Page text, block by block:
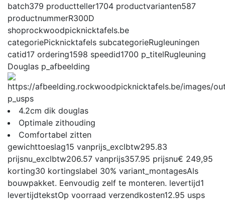
batch379 productteller1704 productvarianten587
productnummerR300D
shoprockwoodpicknicktafels.be
categoriePicknicktafels subcategorieRugleuningen
catid17 ordering1598 speedid1700 p_titelRugleuning
Douglas p_afbeelding
p_usps
4.2cm dik douglas
Optimale zithouding
Comfortabel zitten
gewichttoeslag15 vanprijs_exclbtw295.83
prijsnu_exclbtw206.57 vanprijs357.95 prijsnu€ 249,95
korting30 kortingslabel 30% variant_montagesAls
bouwpakket. Eenvoudig zelf te monteren. levertijd1
levertijdtekstOp voorraad verzendkosten12.95 usps